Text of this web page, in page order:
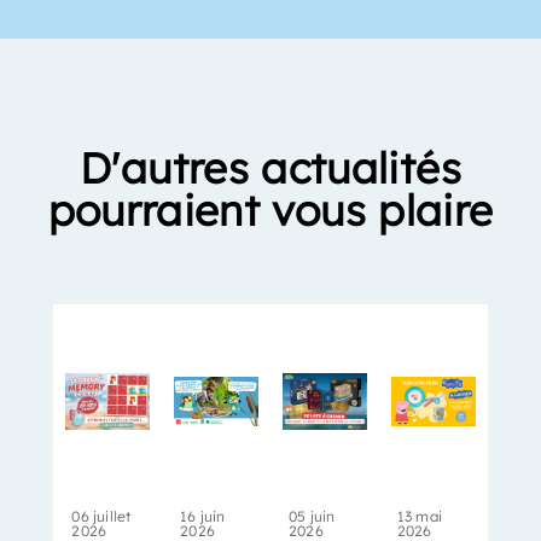
D'autres actualités
pourraient vous plaire
06 juillet
2026
16 juin
2026
05 juin
2026
13 mai
2026